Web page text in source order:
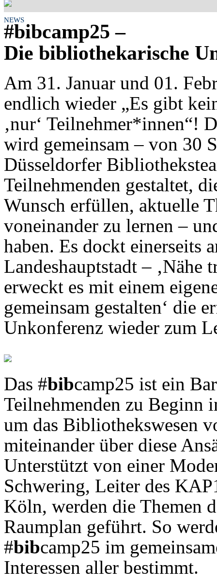
NEWS
#bibcamp25 –
Die bibliothekarische
Am 31. Januar und 01.
endlich wieder „Es gibt
‚nur‘ Teilnehmer*innen“!
wird gemeinsam – von 30
Düsseldorfer
Teilnehmenden gestaltet,
Wunsch erfüllen, aktuelle
voneinander zu lernen –
haben. Es dockt einerseits
Landeshauptstadt – ‚Nähe
erweckt es mit einem
gemeinsam gestalten‘ die
Unkonferenz wieder zum
Das #bibcamp25 ist ein
Teilnehmenden zu Beginn
um das Bibliothekswesen
miteinander über diese
Unterstützt von einer
Schwering, Leiter des
Köln, werden die Themen
Raumplan geführt. So
#bibcamp25 im
Interessen aller bestimmt.